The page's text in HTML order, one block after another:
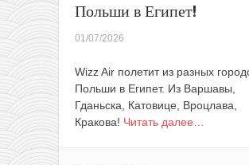
Польши в Египет!
01/07/2026
Wizz Air полетит из разных
Польши в Египет. Из Варшавы,
Гданьска, Катовице, Вроцлава,
Кракова! Читать далее…